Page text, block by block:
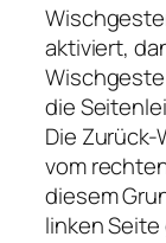
aktiviert,
die
Die
vom
diesem
linken